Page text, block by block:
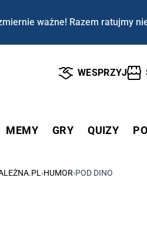
ważne! Razem ratujmy
WESPRZYJ
MEMY GRY QUIZY
›HUMOR›POD DINO